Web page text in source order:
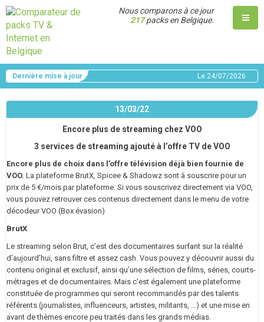
Nous comparons à ce jour
217packs en Belgique.
Dernière mise à jour Le 24/07/2026
13/03/22
Encore plus de streaming chez VOO
3 services de streaming ajouté à l’offre TV de VOO
Encore plus de choix dans l’offre télévision déjà bien fournie de
VOO. La plateforme BrutX, Spicee & Shadowz sont à souscrire pour un
prix de 5 €/mois par plateforme. Si vous souscrivez directement via VOO,
vous pouvez retrouver ces contenus directement dans le menu de votre
décodeur VOO (Box évasion)
BrutX
Le streaming selon Brut, c’est des documentaires surfant sur la réalité
d’aujourd’hui, sans filtre et assez cash. Vous pouvez y découvrir aussi du
contenu original et exclusif, ainsi qu’une sélection de films, séries, courts-
métrages et de documentaires. Mais c’est également une plateforme
constituée de programmes qui seront recommandés par des talents
référents (journalistes, influenceurs, artistes, militants, …) et une mise en
avant de thèmes encore peu traités dans les grands médias.